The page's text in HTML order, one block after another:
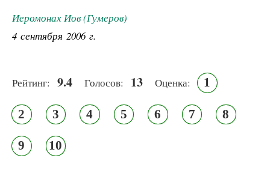
Иеромонах Иов (Гумеров)
4 сентября 2006 г.
Рейтинг: 9.4 Голосов: 13 Оценка: 1
2 3 4 5 6 7 8
9 10